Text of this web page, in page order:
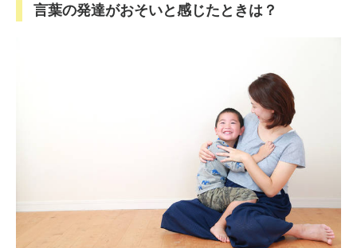
言葉の発達がおそいと感じたときは？